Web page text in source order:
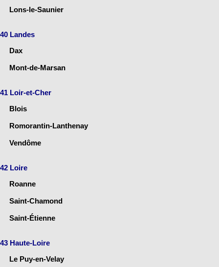
Lons-le-Saunier
40 Landes
Dax
Mont-de-Marsan
41 Loir-et-Cher
Blois
Romorantin-Lanthenay
Vendôme
42 Loire
Roanne
Saint-Chamond
Saint-Étienne
43 Haute-Loire
Le Puy-en-Velay